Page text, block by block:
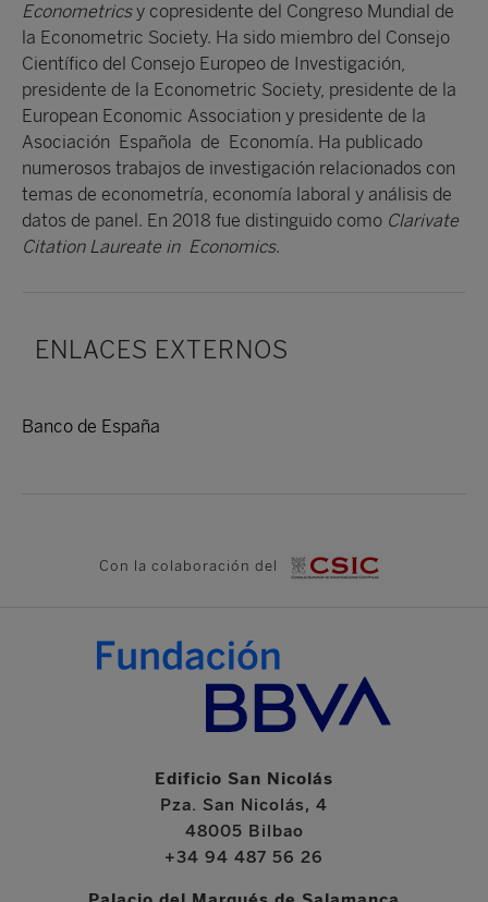
Econometricsy copresidente del Congreso Mundial de
la Econometric Society. Ha sido miembro del Consejo
Científico del Consejo Europeo de Investigación,
presidente de la Econometric Society, presidente de la
European Economic Association y presidente de la
Asociación Española de Economía. Ha publicado
numerosos trabajos de investigación relacionados con
temas de econometría, economía laboral y análisis de
datos de panel. En 2018 fue distinguido como Clarivate
Citation Laureate in Economics.
ENLACES EXTERNOS
Banco de España
Con la colaboración del
Edificio San Nicolás
Pza. San Nicolás, 4
48005 Bilbao
+34 94 487 56 26